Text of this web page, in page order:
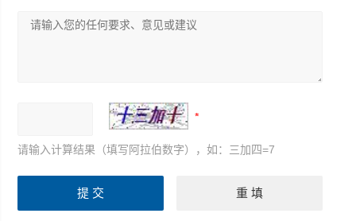
请输入计算结果（填写阿拉伯数字），如：三加四=7